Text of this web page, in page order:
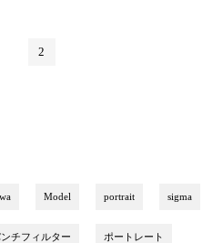
2
Model portrait sigma
ンチフィルター ポートレート